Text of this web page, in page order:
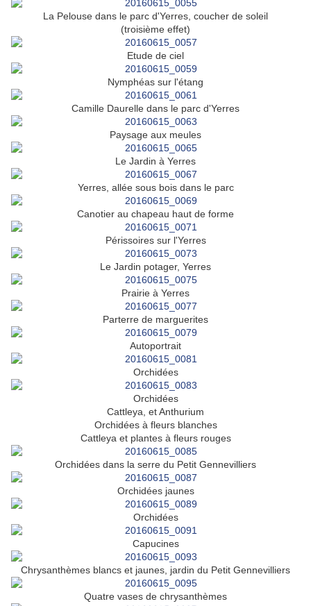
La Pelouse dans le parc d'Yerres, coucher de soleil
(troisième effet)
Etude de ciel
Nymphéas sur l'étang
Camille Daurelle dans le parc d'Yerres
Paysage aux meules
Le Jardin à Yerres
Yerres, allée sous bois dans le parc
Canotier au chapeau haut de forme
Périssoires sur l'Yerres
Le Jardin potager, Yerres
Prairie à Yerres
Parterre de marguerites
Autoportrait
Orchidées
Orchidées
Cattleya, et Anthurium
Orchidées à fleurs blanches
Cattleya et plantes à fleurs rouges
Orchidées dans la serre du Petit Gennevilliers
Orchidées jaunes
Orchidées
Capucines
Chrysanthèmes blancs et jaunes, jardin du Petit Gennevilliers
Quatre vases de chrysanthèmes